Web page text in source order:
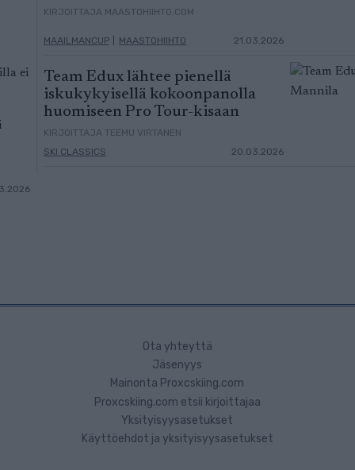
ei
KIRJOITTAJA MAASTOHIIHTO.COM
MAAILMANCUP MAASTOHIIHTO 21.03.2026
Team Edux lähtee pienellä
iskukykyisellä kokoonpanolla
huomiseen Pro Tour-kisaan
KIRJOITTAJA TEEMU VIRTANEN
SKI CLASSICS
20.03.2026
Ota yhteyttä
Jäsenyys
Mainonta Proxcskiing.com
Proxcskiing.com etsii kirjoittajaa
Yksityisyysasetukset
Käyttöehdot ja yksityisyysasetukset